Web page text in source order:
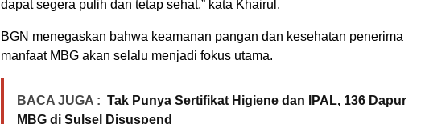
dapat segera pulih dan tetap sehat,” kata Khairul.
BGN menegaskan bahwa keamanan pangan dan kesehatan penerima
manfaat MBG akan selalu menjadi fokus utama.
BACA JUGA : Tak Punya Sertifikat Higiene dan IPAL, 136 Dapur
MBG di Sulsel Disuspend